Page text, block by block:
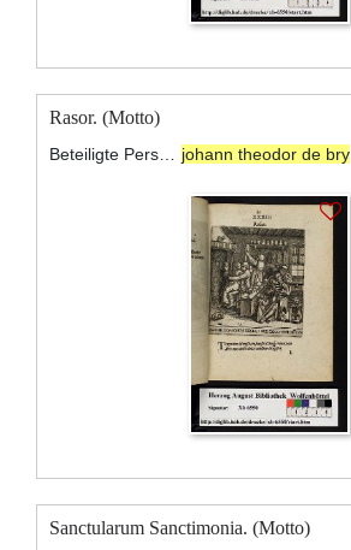
Rasor. (Motto)
johann theodor de bry
Sanctularum Sanctimonia. (Motto)